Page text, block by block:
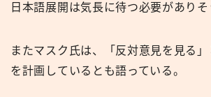
日本語展開は気長に待つ必要がありそ
またマスク氏は、「反対意見を見る
を計画しているとも語っている。